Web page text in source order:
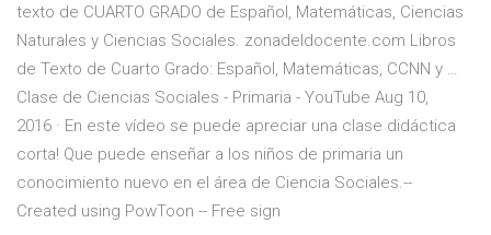
texto de CUARTO GRADO de Español, Matemáticas, Ciencias
Naturales y Ciencias Sociales. zonadeldocente.com Libros
de Texto de Cuarto Grado: Español, Matemáticas, CCNN y …
Clase de Ciencias Sociales - Primaria - YouTube Aug 10,
2016 · En este vídeo se puede apreciar una clase didáctica
corta! Que puede enseñar a los niños de primaria un
conocimiento nuevo en el área de Ciencia Sociales.--
Created using PowToon -- Free sign